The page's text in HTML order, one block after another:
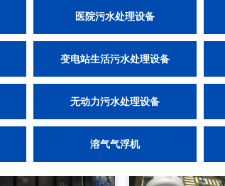
医院污水处理设备
变电站生活污水处理设备
无动力污水处理设备
溶气气浮机